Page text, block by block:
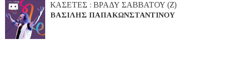
ΚΑΣΕΤΕΣ : ΒΡΑΔΥ ΣΑΒΒΑΤΟΥ (Ζ)
ΒΑΣΙΛΗΣ ΠΑΠΑΚΩΝΣΤΑΝΤΙΝΟΥ